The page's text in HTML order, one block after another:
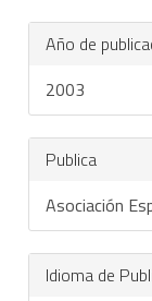
Año de
2003
Publica
Asociación
Idioma de